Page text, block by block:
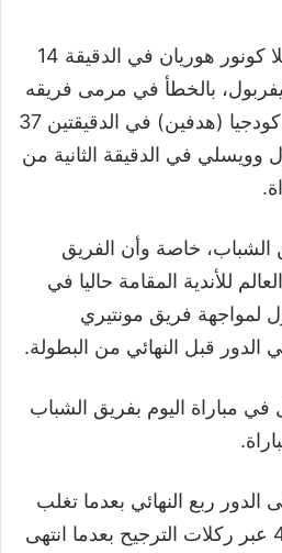
وسجل أهداف أستون فيلا كونور هوريان في الدقيقة 14
بالخطأ في مرمى فريقه
في الدقيقة 17 وجوناثان كودجيا (هدفين) في الدقيقتين 37
وويسلي في الدقيقة الثانية من
خاصة وأن الفريق
للأندية المقامة حاليا في
لمواجهة فريق مونتيري
الدور قبل النهائي من البطولة.
مباراة اليوم بفريق الشباب
الدور ربع النهائي بعدما تغلب
على أرسنال بنتيجة 5 – 4 عبر ركلات الترجيح بعدما انتهى